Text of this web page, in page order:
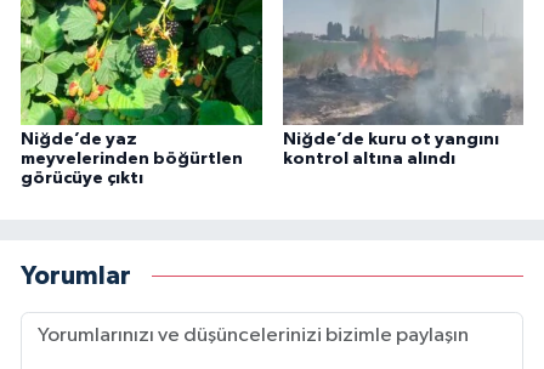
Niğde’de yaz
meyvelerinden böğürtlen
görücüye çıktı
Niğde’de kuru ot yangını
kontrol altına alındı
Yorumlar